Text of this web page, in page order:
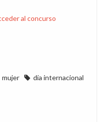
al concurso
mujer
día internacional